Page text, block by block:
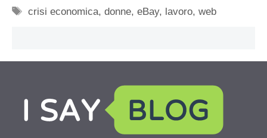
Tag
crisi economica,donne,eBay, lavoro,web